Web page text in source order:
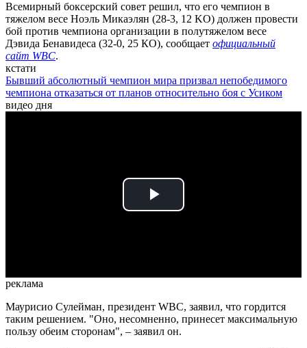
Всемирный боксерский совет решил, что его чемпион в
тяжелом весе Ноэль Микаэлян (28-3, 12 KO) должен провести
бой против чемпиона организации в полутяжелом весе
Дэвида Бенавидеса (32-0, 25 КО), сообщает официальный
сайт WBC.
кстати
Бывший абсолютный чемпион мира призвал непобедимого
чемпиона отказаться от планов относительно боя с Усиком
видео дня
Play
реклама
Маурисио Сулейман, президент WBC, заявил, что гордится
таким решением. "Оно, несомненно, принесет максимальную
пользу обеим сторонам", – заявил он.